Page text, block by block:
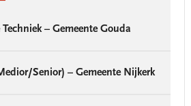
– Gemeente Gouda
Senior) – Gemeente Nijkerk